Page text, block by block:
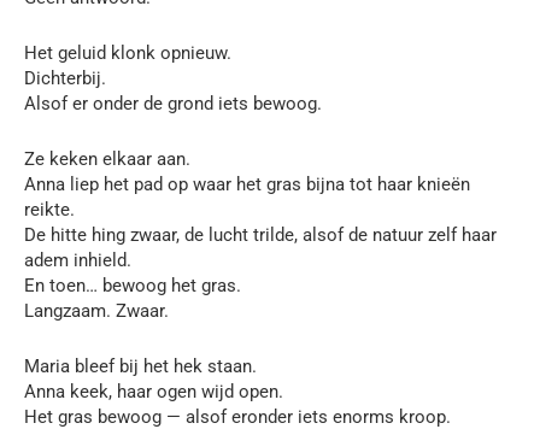
Het geluid klonk opnieuw.
Dichterbij.
Alsof er onder de grond iets bewoog.
Ze keken elkaar aan.
Anna liep het pad op waar het gras bijna tot haar knieën
reikte.
De hitte hing zwaar, de lucht trilde, alsof de natuur zelf haar
adem inhield.
En toen… bewoog het gras.
Langzaam. Zwaar.
Maria bleef bij het hek staan.
Anna keek, haar ogen wijd open.
Het gras bewoog — alsof eronder iets enorms kroop.